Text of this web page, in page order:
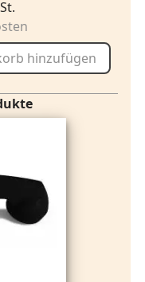
hinzufügen